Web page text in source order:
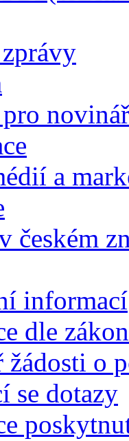
a
českém
informací
dle
žádosti o
se dotazy